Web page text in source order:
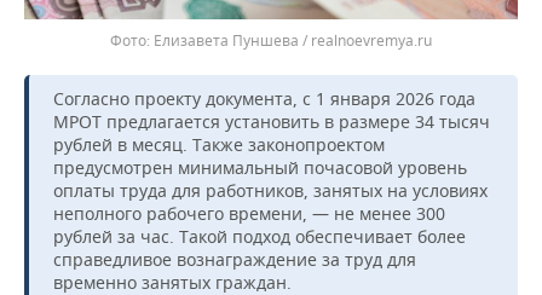
Елизавета Пуншева / realnoevremya.ru
Согласно проекту документа, с 1 января 2026 года
МРОТ предлагается установить в размере 34 тысяч
рублей в месяц. Также законопроектом
предусмотрен минимальный почасовой уровень
оплаты труда для работников, занятых на условиях
неполного рабочего времени, — не менее 300
рублей за час. Такой подход обеспечивает более
справедливое вознаграждение за труд для
временно занятых граждан.